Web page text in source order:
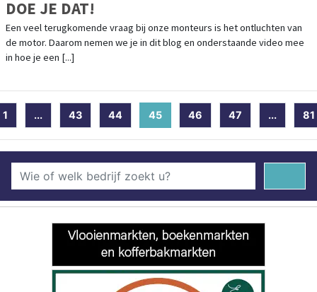
DOE JE DAT!
Een veel terugkomende vraag bij onze monteurs is het ontluchten van
de motor. Daarom nemen we je in dit blog en onderstaande video mee
in hoe je een [...]
1 ... 43 44 45(current)
46 47 ... 81